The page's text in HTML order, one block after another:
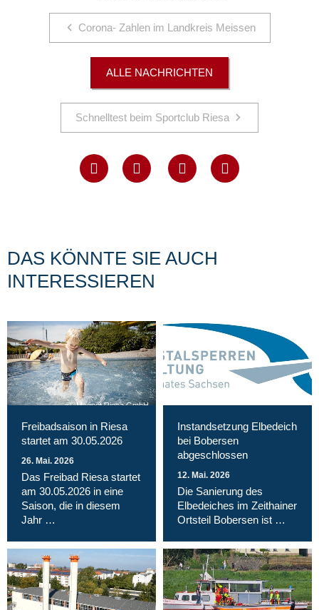
Corona- Zahlen im Landkreis Meissen
ALLE NACHRICHTEN
Schnelltest beim Sportclub Riesa
DAS KÖNNTE SIE AUCH
INTERESSIEREN
Magnet Riesa GmbH
Freibadsaison in Riesa
startet am 30.05.2026
26. Mai. 2026
Das Freibad Riesa startet
am 30.05.2026 in eine
Saison, die in diesem
Jahr …
Instandsetzung Elbedeich
bei Bobersen
abgeschlossen
12. Mai. 2026
Die Sanierung des
Elbedeiches im Zeithainer
Ortsteil Bobersen ist …